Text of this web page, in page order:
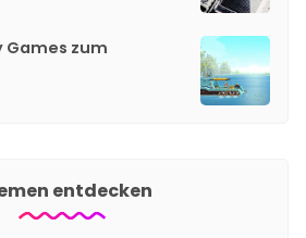
Games zum
entdecken